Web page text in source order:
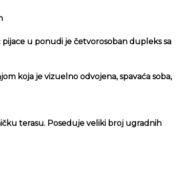
u ponudi je četvorosoban dupleks sa
koja je vizuelno odvojena, spavaća soba,
terasu. Poseduje veliki broj ugradnih